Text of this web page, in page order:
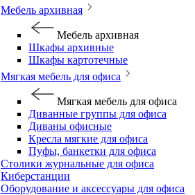
Мебель архивная
Мебель архивная
Шкафы архивные
Шкафы картотечные
Мягкая мебель для офиса
Мягкая мебель для офиса
Диванные группы для офиса
Диваны офисные
Кресла мягкие для офиса
Пуфы, банкетки для офиса
Столики журнальные для офиса
Киберстанции
Оборудование и аксессуары для офиса